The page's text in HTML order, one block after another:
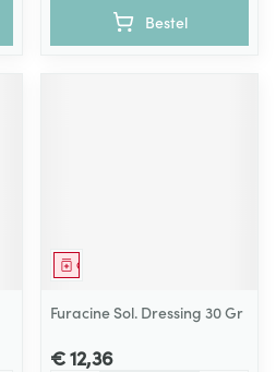
Bestel
Geneesmiddel
Furacine Sol. Dressing 30 Gr
€ 12,36